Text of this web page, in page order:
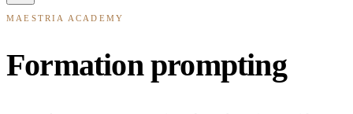
MAESTRIA ACADEMY
Formation prompting